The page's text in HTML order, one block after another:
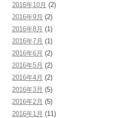
2016年10月 (2)
2016年9月 (2)
2016年8月 (1)
2016年7月 (1)
2016年6月 (2)
2016年5月 (2)
2016年4月 (2)
2016年3月 (5)
2016年2月 (5)
2016年1月 (11)